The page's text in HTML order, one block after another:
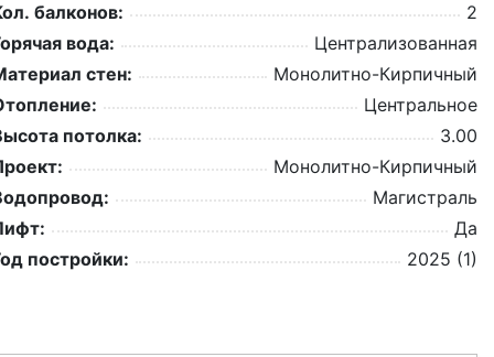
балконов:
2
вода:
Централизованная
стен:
Монолитно-Кирпичный
Центральное
потолка:
3.00
Монолитно-Кирпичный
Магистраль
Да
постройки:
2025 (1)